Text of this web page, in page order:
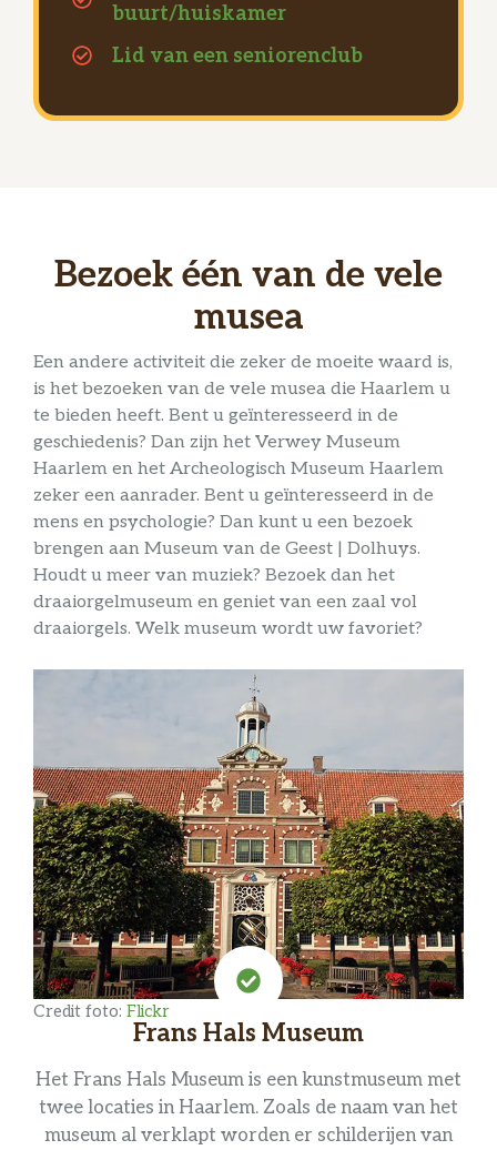
buurt/huiskamer
Lid van een seniorenclub
Bezoek één van de vele
musea
Een andere activiteit die zeker de moeite waard is,
is het bezoeken van de vele musea die Haarlem u
te bieden heeft. Bent u geïnteresseerd in de
geschiedenis? Dan zijn het Verwey Museum
Haarlem en het Archeologisch Museum Haarlem
zeker een aanrader. Bent u geïnteresseerd in de
mens en psychologie? Dan kunt u een bezoek
brengen aan Museum van de Geest | Dolhuys.
Houdt u meer van muziek? Bezoek dan het
draaiorgelmuseum en geniet van een zaal vol
draaiorgels. Welk museum wordt uw favoriet?
Credit foto: Flickr
Frans Hals Museum
Het Frans Hals Museum is een kunstmuseum met
twee locaties in Haarlem. Zoals de naam van het
museum al verklapt worden er schilderijen van